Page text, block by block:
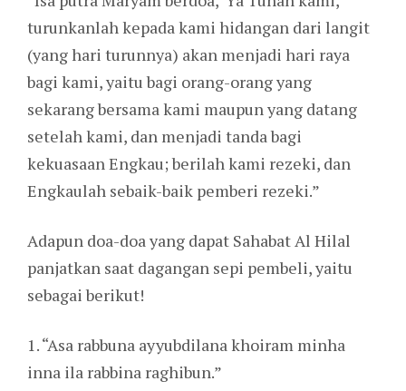
turunkanlah kepada kami hidangan dari langit
(yang hari turunnya) akan menjadi hari raya
bagi kami, yaitu bagi orang-orang yang
sekarang bersama kami maupun yang datang
setelah kami, dan menjadi tanda bagi
kekuasaan Engkau; berilah kami rezeki, dan
Engkaulah sebaik-baik pemberi rezeki.”
Adapun doa-doa yang dapat Sahabat Al Hilal
panjatkan saat dagangan sepi pembeli, yaitu
sebagai berikut!
1. “Asa rabbuna ayyubdilana khoiram minha
inna ila rabbina raghibun.”